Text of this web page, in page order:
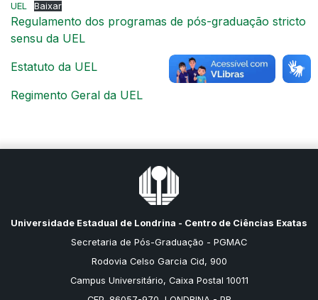
UEL
Baixar
Regulamento dos programas de pós-graduação stricto
sensu da UEL
Estatuto da UEL
Regimento Geral da UEL
Universidade Estadual de Londrina - Centro de Ciências Exatas
Secretaria de Pós-Graduação - PGMAC
Rodovia Celso Garcia Cid, 900
Campus Universitário, Caixa Postal 10011